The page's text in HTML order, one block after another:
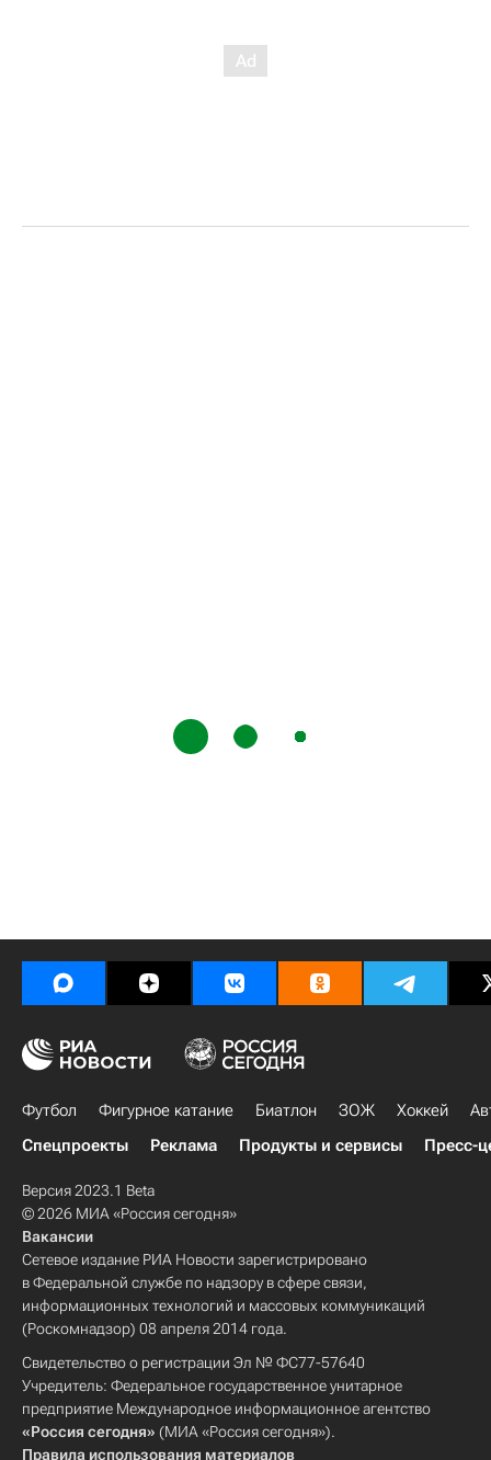
Футбол Фигурное катание Биатлон ЗОЖ Хоккей
Спецпроекты
Реклама Продукты и сервисы Пресс-
Версия 2023.1 Beta
© 2026 МИА «Россия сегодня»
Вакансии
Сетевое издание РИА Новости зарегистрировано
в Федеральной службе по надзору в сфере связи,
информационных технологий и массовых коммуникаций
(Роскомнадзор) 08 апреля 2014 года.
Свидетельство о регистрации Эл № ФС77-57640
Учредитель: Федеральное государственное унитарное
предприятие Международное информационное агентство
«Россия сегодня» (МИА «Россия сегодня»).
Правила использования материалов